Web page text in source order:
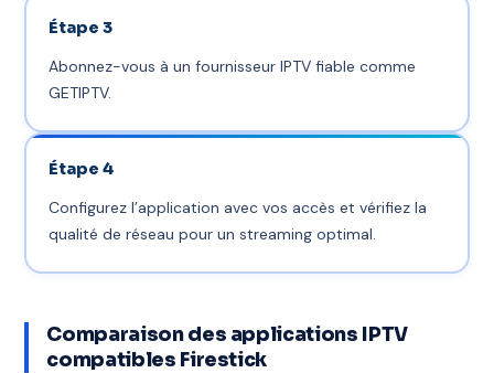
Étape 3
Abonnez-vous à un fournisseur IPTV fiable comme
GETIPTV.
Étape 4
Configurez l’application avec vos accès et vérifiez la
qualité de réseau pour un streaming optimal.
Comparaison des applications IPTV
compatibles Firestick